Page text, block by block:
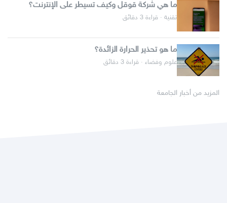
ما هي شركة قوقل وكيف تسيطر على الإنترنت؟
تقنية · قراءة 3 دقائق
ما هو تحذير الحرارة الزائدة؟
علوم وفضاء · قراءة 3 دقائق
المزيد من أخبار الجامعة